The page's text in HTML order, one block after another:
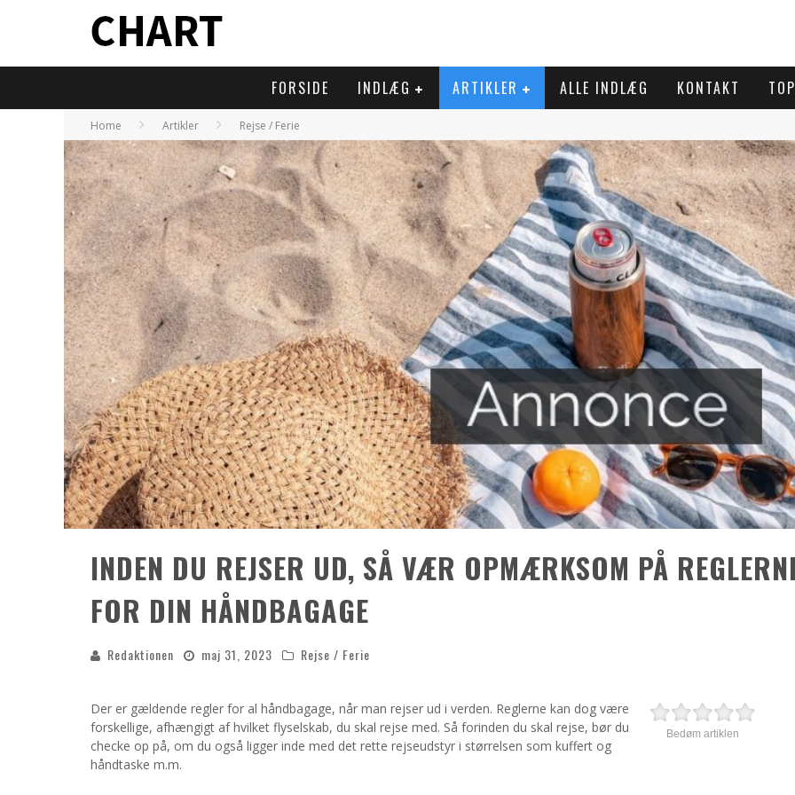
FORSIDE INDLÆG ARTIKLER ALLE INDLÆG KONTAKT
Home Artikler Rejse / Ferie
INDEN DU REJSER UD, SÅ VÆR OPMÆRKSOM PÅ
FOR DIN HÅNDBAGAGE
Redaktionen maj 31, 2023 Rejse / Ferie
Bedøm artiklen
Der er gældende regler for al håndbagage, når man rejser ud i verden. Reglerne kan dog være
forskellige, afhængigt af hvilket flyselskab, du skal rejse med. Så forinden du skal rejse, bør du
checke op på, om du også ligger inde med det rette rejseudstyr i størrelsen som kuffert og
håndtaske m.m.